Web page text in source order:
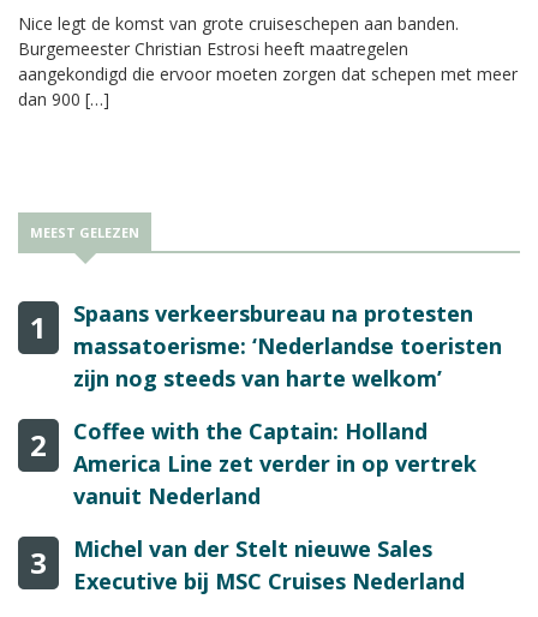
Nice legt de komst van grote cruiseschepen aan banden.
Burgemeester Christian Estrosi heeft maatregelen
aangekondigd die ervoor moeten zorgen dat schepen met meer
dan 900 […]
MEEST GELEZEN
1
Spaans verkeersbureau na protesten
massatoerisme: ‘Nederlandse toeristen
zijn nog steeds van harte welkom’
2
Coffee with the Captain: Holland
America Line zet verder in op vertrek
vanuit Nederland
3
Michel van der Stelt nieuwe Sales
Executive bij MSC Cruises Nederland